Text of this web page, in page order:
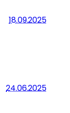
18.09.2025
24.06.2025